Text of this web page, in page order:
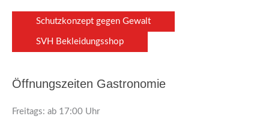
Schutzkonzept gegen Gewalt
SVH Bekleidungsshop
Öffnungszeiten Gastronomie
Freitags: ab 17:00 Uhr